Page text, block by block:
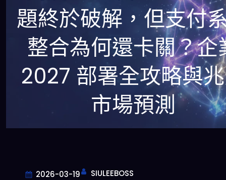
題終於破解，但支付
整合為何還卡關？企
2027 部署全攻略與
市場預測
2026-03-19 SIULEEBOSS